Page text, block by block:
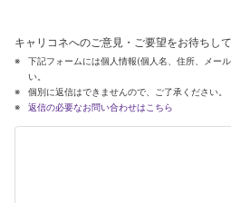
キャリコネへのご意見・ご要望をお待ちして
下記フォームには個人情報(個人名、住所、メー
い。
個別に返信はできませんので、ご了承ください。
返信の必要なお問い合わせはこちら